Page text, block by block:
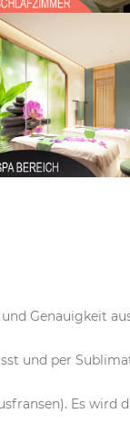
Genauigkeit
und per
Es wird